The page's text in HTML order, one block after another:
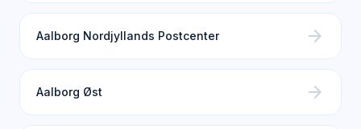
Aalborg Nordjyllands Postcenter arrow_forward
Aalborg Øst arrow_forward